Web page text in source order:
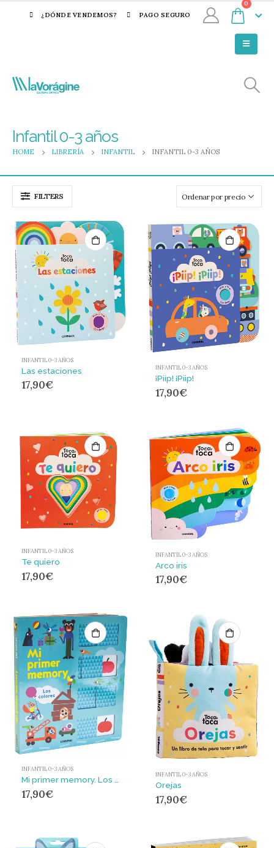
¿DÓNDE VENDEMOS? PAGO SEGURO
0
Infantil 0-3 años
HOME LIBRERÍA INFANTIL INFANTIL 0-3 AÑOS
FILTERS
INFANTIL 0-3 AÑOS
Las estaciones
17,90€
INFANTIL 0-3 AÑOS
¡Piip! ¡Piip!
17,90€
INFANTIL 0-3 AÑOS
Te quiero
17,90€
INFANTIL 0-3 AÑOS
Arco iris
17,90€
INFANTIL 0-3 AÑOS
Mi primer memory. Los colores
17,90€
INFANTIL 0-3 AÑOS
Orejas
17,90€